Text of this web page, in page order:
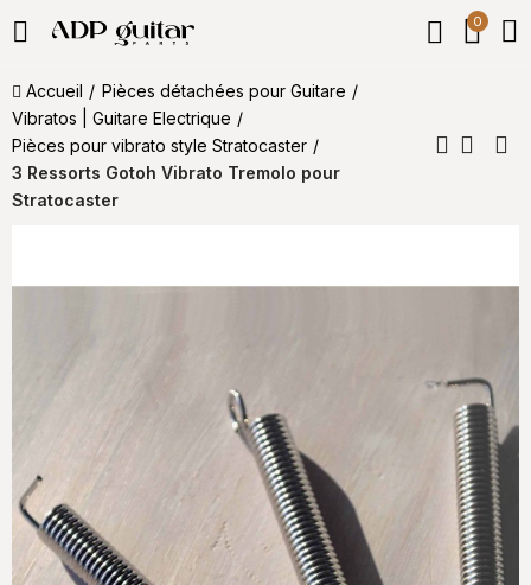
0
Accueil
Pièces détachées pour Guitare
Vibratos | Guitare Electrique
Pièces pour vibrato style Stratocaster
3 Ressorts Gotoh Vibrato Tremolo pour
Stratocaster